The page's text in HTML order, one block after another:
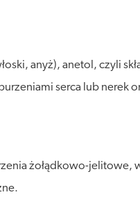
anyż), anetol, czyli
serca lub nerek
żołądkowo-jelitowe,